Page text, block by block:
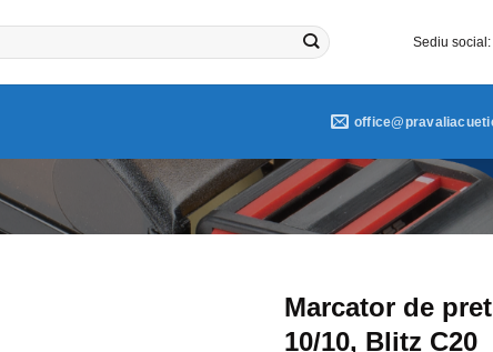
Sediu social:
Marcator de
10/10, Blitz C20